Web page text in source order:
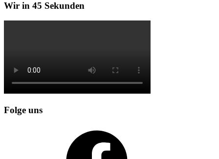
Wir in 45 Sekunden
Folge uns